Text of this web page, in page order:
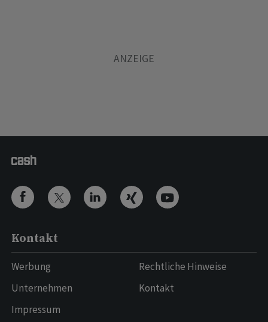
Kontakt
Werbung
Unternehmen
Impressum
Rechtliche Hinweise
Kontakt